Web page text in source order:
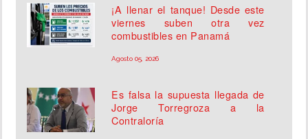
¡A llenar el tanque! Desde este
viernes suben otra vez
combustibles en Panamá
Agosto 05, 2026
Es falsa la supuesta llegada de
Jorge Torregroza a la
Contraloría